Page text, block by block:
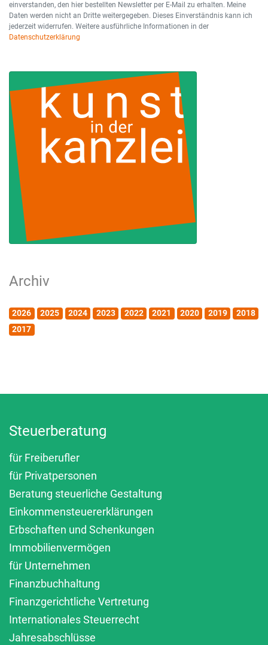
einverstanden, den hier bestellten Newsletter per E-Mail zu erhalten. Meine
Daten werden nicht an Dritte weitergegeben. Dieses Einverständnis kann ich
jederzeit widerrufen. Weitere ausführliche Informationen in der
Datenschutzerklärung
Archiv
2026 2025 2024 2023 2022 2021 2020 2019
2018
2017
Steuerberatung
für Freiberufler
für Privatpersonen
Beratung steuerliche Gestaltung
Einkommensteuererklärungen
Erbschaften und Schenkungen
Immobilienvermögen
für Unternehmen
Finanzbuchhaltung
Finanzgerichtliche Vertretung
Internationales Steuerrecht
Jahresabschlüsse